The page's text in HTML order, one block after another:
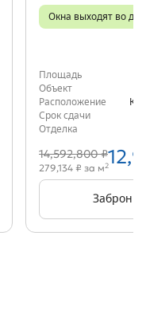
Окна выходят во
Площадь
Объект
Расположение
Срок сдачи
Отделка
14,592,800 ₽
279,134 ₽ за м2